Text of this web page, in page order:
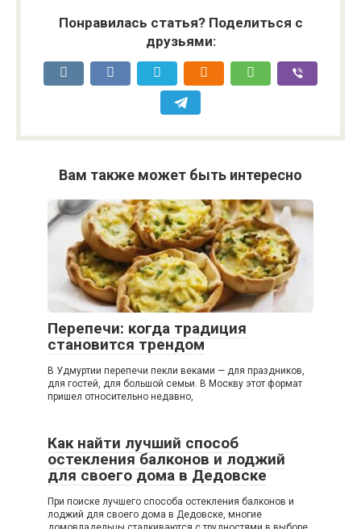
Понравилась статья? Поделиться с
друзьями:
Вам также может быть интересно
Перепечи: когда традиция
становится трендом
В Удмуртии перепечи пекли веками — для праздников,
для гостей, для большой семьи. В Москву этот формат
пришел относительно недавно,
Как найти лучший способ
остекления балконов и лоджий
для своего дома в Дедовске
При поиске лучшего способа остекления балконов и
лоджий для своего дома в Дедовске, многие